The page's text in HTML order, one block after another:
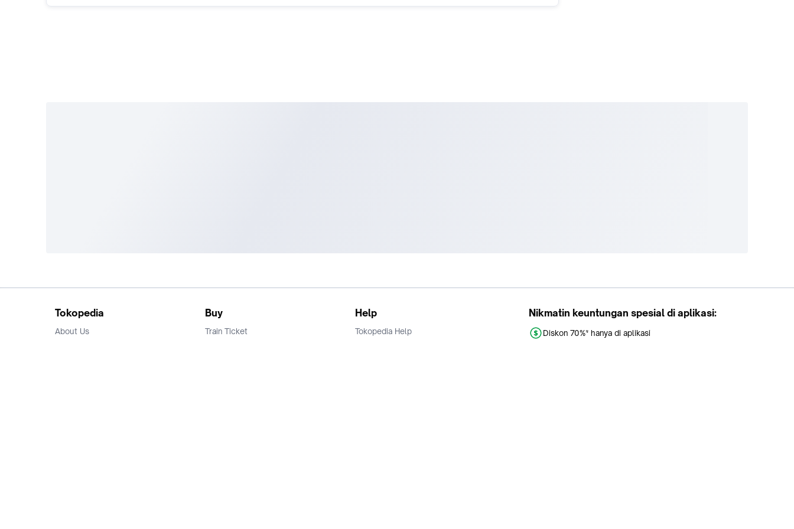
Tokopedia
About Us
Buy
Train Ticket
Help
Tokopedia Help
Nikmatin keuntungan spesial di aplikasi:
Diskon 70%* hanya di aplikasi